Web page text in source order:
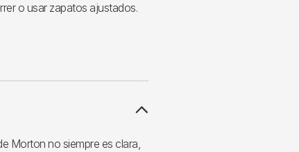
o usar zapatos ajustados.
Morton no siempre es clara,